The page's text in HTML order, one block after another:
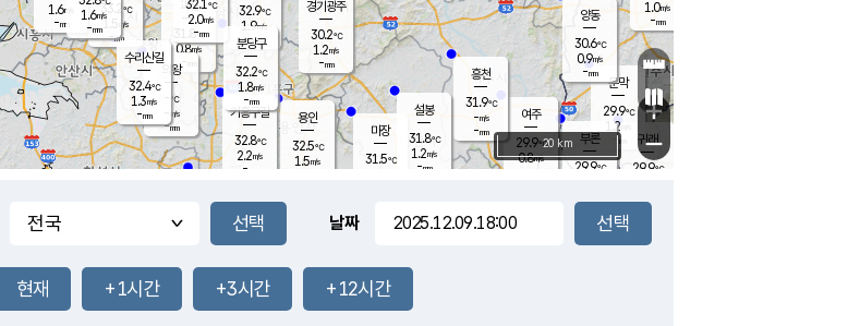
문막
29.9℃
1.2m/s
mm
부론
29.9℃
과천
31.8℃
0.8m/s
- mm
-mm
-mm
용인
32.5℃
1.5m/s
여주
29.9℃
0.8m/s
양동
30.6℃
0.9m/s
-mm
경기광주
30.2℃
1.2m/s
-mm
장호원
31.3
℃
32.2℃
1.9m/s
-mm
흥천
31.9℃
-m/s
-mm
마장
31.5℃
의왕
- ℃
-m/s
-mm
설봉
31.8℃
1.2m/s
-mm
33.2 ℃
1.5 m/s
-mm
1.6m/s
-mm
-mm
1.6m/s
-mm
32.9℃
1.9m/s
-mm
32.1℃
2.0m/s
-mm
기흥구갈
32.8℃
2.2m/s
-
수리산길
32.4℃
1.3m/s
-mm
분당구
32.2℃
1.8m/s
-mm
귀래
29.9℃
1.0m/s
-mm
+
−
20 km
날짜
현재 +1시간 +3시간 +12시간